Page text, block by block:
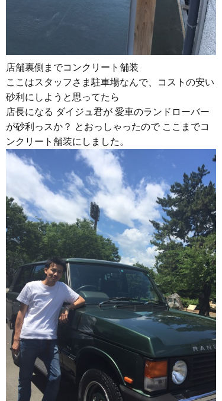
店舗裏側までコンクリート舗装
ここはスタッフさま駐車場なんで、コストの安い
砂利にしようと思ってたら
店長になる ダイジュ君が 愛車のランドローバー
が砂利っスか？ とおっしゃったので ここまでコ
ンクリート舗装にしました。